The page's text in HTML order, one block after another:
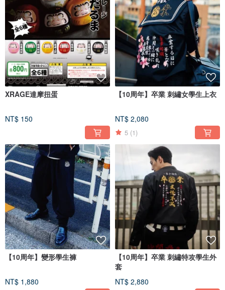
XRAGE達摩扭蛋
NT$ 150
【10周年】卒業 刺繡女學生上衣
NT$ 2,080
5 (1)
【10周年】變形學生褲
NT$ 1,880
【10周年】卒業 刺繡特攻學生外
套
NT$ 2,880